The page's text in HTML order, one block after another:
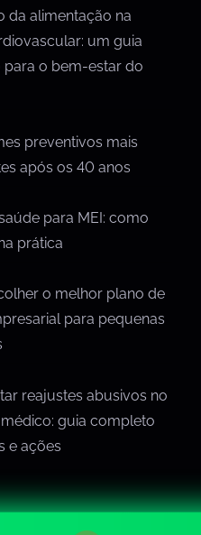
da alimentação na
um guia
o bem-estar do
preventivos mais
após os 40 anos
para MEI: como
prática
o melhor plano de
para pequenas
reajustes abusivos no
guia completo
e ações